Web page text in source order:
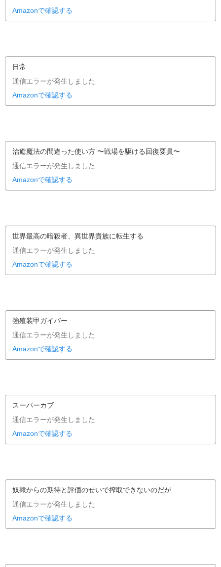
Amazonで確認する
日常
通信エラーが発生しました
Amazonで確認する
治癒魔法の間違った使い方 〜戦場を駆ける回復要員〜
通信エラーが発生しました
Amazonで確認する
世界最高の暗殺者、異世界貴族に転生する
通信エラーが発生しました
Amazonで確認する
強殖装甲ガイバー
通信エラーが発生しました
Amazonで確認する
スーパーカブ
通信エラーが発生しました
Amazonで確認する
奴隷からの期待と評価のせいで搾取できないのだが
通信エラーが発生しました
Amazonで確認する